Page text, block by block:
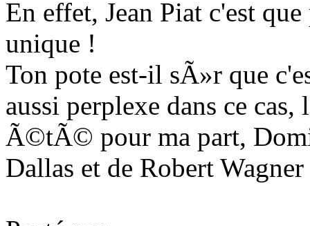
En effet, Jean Piat c'est
unique !
Ton pote est-il sÃ»r que
aussi perplexe dans ce
Ã©tÃ© pour ma part,
Dallas et de Robert